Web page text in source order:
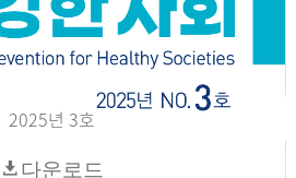
2025년 3호
다운로드